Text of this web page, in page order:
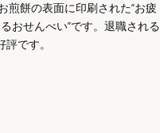
煎餅の表面に印刷された“お疲
おせんべい”です。退職される
です。